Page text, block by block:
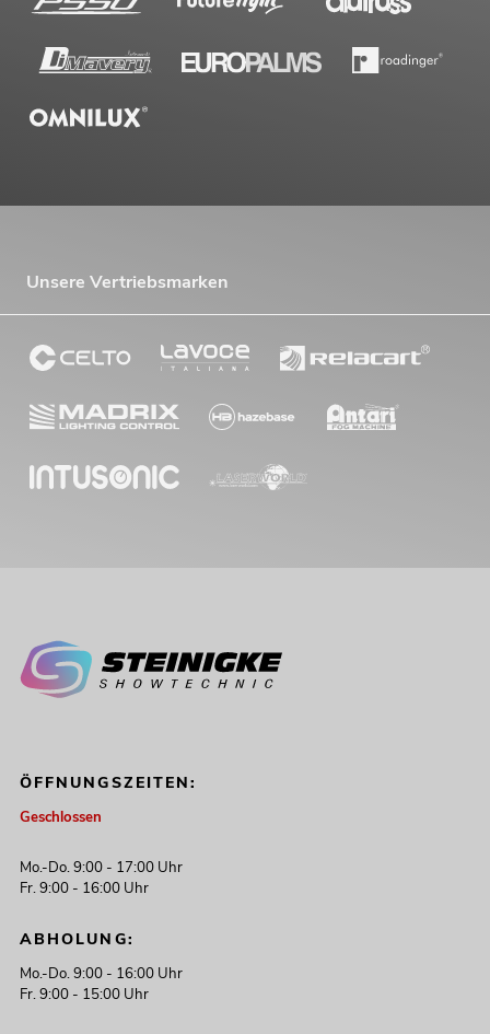
Unsere Vertriebsmarken
ÖFFNUNGSZEITEN:
Geschlossen
Mo.-Do. 9:00 - 17:00 Uhr
Fr. 9:00 - 16:00 Uhr
ABHOLUNG:
Mo.-Do. 9:00 - 16:00 Uhr
Fr. 9:00 - 15:00 Uhr